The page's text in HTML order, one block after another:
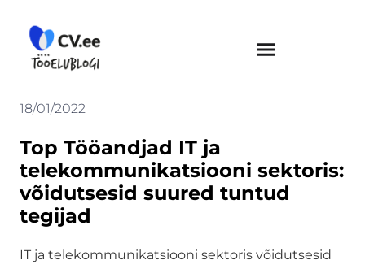
content
18/01/2022
Top Tööandjad IT ja
telekommunikatsiooni sektoris:
võidutsesid suured tuntud
tegijad
IT ja telekommunikatsiooni sektoris võidutsesid